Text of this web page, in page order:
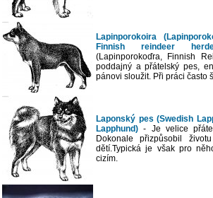
Lapinporokoira
Finnish reindeer
(Lapinporokoďra, Finnish
poddajný a přátelský pes,
pánovi sloužit. Při práci často
Laponský pes (Swedish
Lapphund) - Je velice
Dokonale přizpůsobil
dětí.Typická je však pro
cizím.